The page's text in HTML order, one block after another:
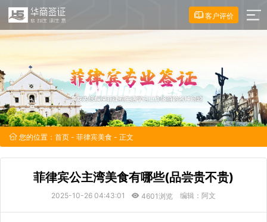
客户评价
您的位置： 首页 - 菲律宾美食 - 正文
菲律宾公主湾美食有哪些(品尝贵不贵)
2025-10-26 04:43:01 4601浏览 编辑：阿文